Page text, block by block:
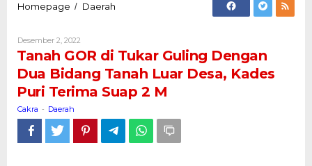
Homepage / Daerah
Guling
Dengan
Dua
Bidang
Tanah
Luar
Desa,
Desember 2, 2022
Cakra
Tanah GOR di Tukar Guling Dengan
Dua Bidang Tanah Luar Desa, Kades
Puri Terima Suap 2 M
Cakra - Daerah